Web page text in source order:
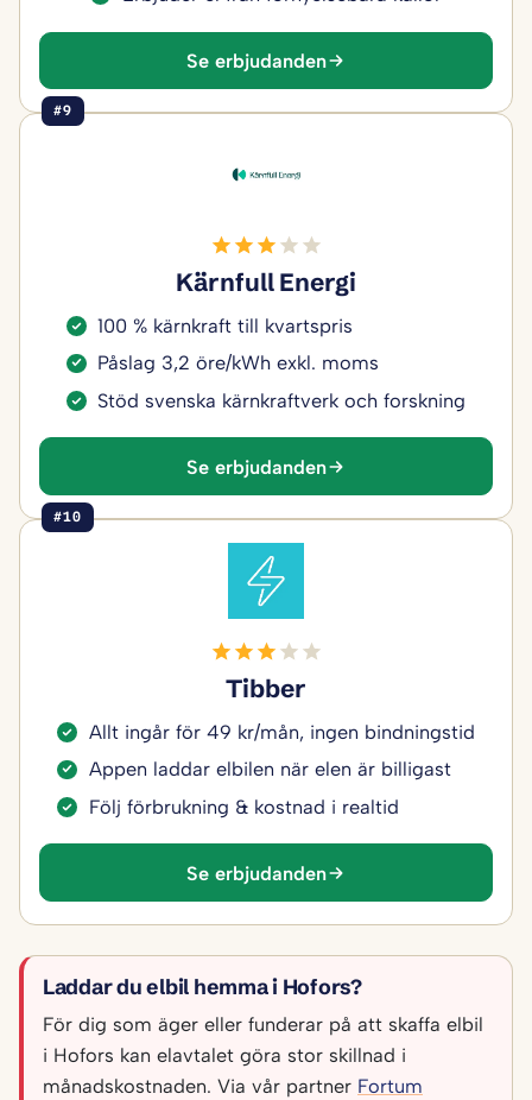
Se erbjudanden
#9
Kärnfull Energi
100 % kärnkraft till kvartspris
Påslag 3,2 öre/kWh exkl. moms
Stöd svenska kärnkraftverk och forskning
Se erbjudanden
#10
Tibber
Allt ingår för 49 kr/mån, ingen bindningstid
Appen laddar elbilen när elen är billigast
Följ förbrukning & kostnad i realtid
Se erbjudanden
Laddar du elbil hemma i Hofors?
För dig som äger eller funderar på att skaffa elbil
i Hofors kan elavtalet göra stor skillnad i
månadskostnaden. Via vår partner Fortum